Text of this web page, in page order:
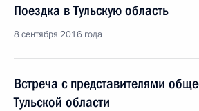
Поездка в Тульскую область
8 сентября 2016 года
Встреча с представителями
Тульской области